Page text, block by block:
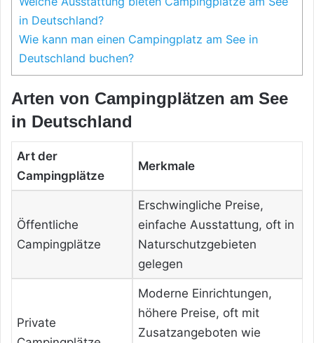
in Deutschland?
Wie kann man einen Campingplatz am See in
Deutschland buchen?
Arten von Campingplätzen am See
in Deutschland
Art der
Campingplätze
Merkmale
Öffentliche
Campingplätze
Erschwingliche Preise,
einfache Ausstattung, oft in
Naturschutzgebieten
gelegen
Private
Moderne Einrichtungen,
höhere Preise, oft mit
Zusatzangeboten wie